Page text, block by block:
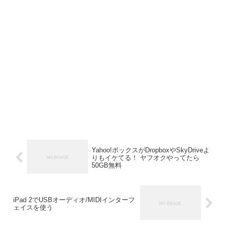
Yahoo!ボックスがDropboxやSkyDriveよ
りもイケてる！ ヤフオクやってたら
50GB無料
iPad 2でUSBオーディオ/MIDIインターフ
ェイスを使う